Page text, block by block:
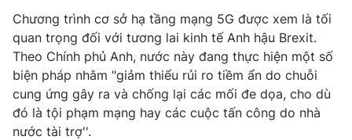
Chất lượng cuộc sống
Tuyển sinh
Học trực tuyến
Công nghệ
Hitech Công nghệ tương lai
Sản phẩm
Thị trường
Giao lưu trực tuyến
Lịch phát sóng
Chương trình cơ sở hạ tầng mạng 5G được xem là tối
quan trọng đối với tương lai kinh tế Anh hậu Brexit.
Theo Chính phủ Anh, nước này đang thực hiện một số
biện pháp nhằm "giảm thiểu rủi ro tiềm ẩn do chuỗi
cung ứng gây ra và chống lại các mối đe dọa, cho dù
đó là tội phạm mạng hay các cuộc tấn công do nhà
nước tài trợ''.